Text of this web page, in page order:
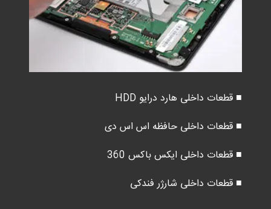
■ قطعات داخلی هارد درایو HDD
■ قطعات داخلی حافظه اس اس دی
■ قطعات داخلی ایکس باکس 360
■ قطعات داخلی شارژر فندکی